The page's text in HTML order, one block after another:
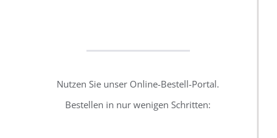
Nutzen Sie unser Online-Bestell-Portal.
Bestellen in nur wenigen Schritten: